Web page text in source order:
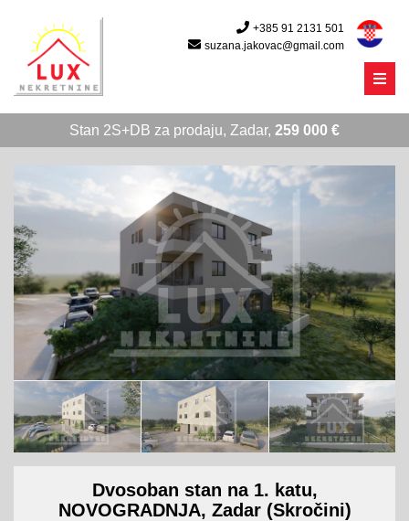
+385 91 2131 501
suzana.jakovac@gmail.com
Menu
Stan 2S+DB za prodaju, Zadar, 259 000 €
Dvosoban stan na 1. katu,
NOVOGRADNJA, Zadar (Skročini)